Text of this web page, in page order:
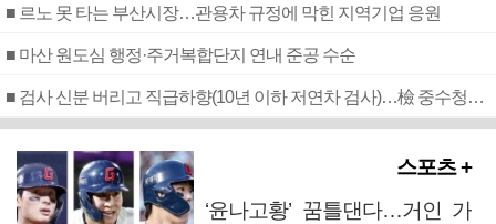
■ 르노 못 타는 부산시장…관용차 규정에 막힌 지역기업 응원
■ 마산 원도심 행정·주거복합단지 연내 준공 수순
■ 검사 신분 버리고 직급하향(10년 이하 저연차 검사)…檢 중수청행 기피
스포츠 +
‘윤나고황’ 꿈틀댄다…거인 가